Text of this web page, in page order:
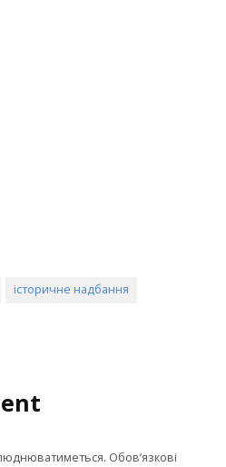
історичне надбання
Обов’язкові